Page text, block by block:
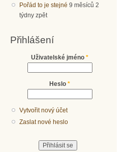
Pořád to je stejné 9 měsíců 2
týdny zpět
Přihlášení
Uživatelské jméno *
Heslo *
Vytvořit nový účet
Zaslat nové heslo